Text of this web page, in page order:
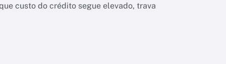
custo do crédito segue elevado, trava